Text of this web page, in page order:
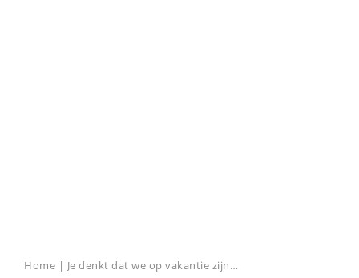
Home | Je denkt dat we op vakantie zijn…